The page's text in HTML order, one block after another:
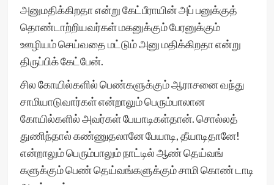
அனுமதிக்கிறதா என்று கேட்பீராயின் அப் பனுக்குத்
தொண்டாற்றியவர்கள் மகனுக்கும் பேரனுக்கும்
ஊழியம் செய்வதை மட்டும் அனு மதிக்கிறதா என்று
திருப்பிக் கேட்பேன்.
சில கோயில்களில் பெண்களுக்கும் ஆராசனை வந்து
சாமியாடுவார்கள் என்றாலும் பெரும்பாலான
கோயில்களில் அவர்கள் பேயாடிகள்தான். சொல்லத்
துணிந்தால் கண்ணுதலானே பேயாடி, தீயாடிதானே!
என்றாலும் பெரும்பாலும் நாட்டில் ஆண் தெய்வங்
களுக்கும் பெண் தெய்வங்களுக்கும் சாமி கொண் டாடி